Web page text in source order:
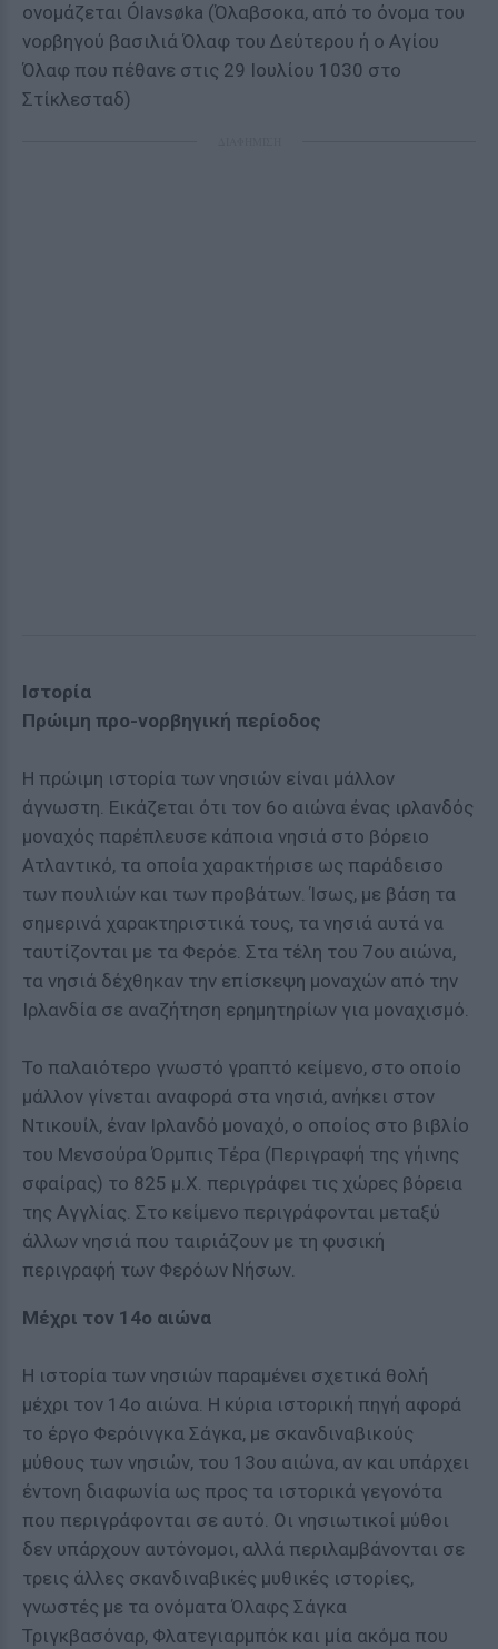
ονομάζεται Ólavsøka (Όλαβσοκα, από το όνομα του
νορβηγού βασιλιά Όλαφ του Δεύτερου ή ο Αγίου
Όλαφ που πέθανε στις 29 Ιουλίου 1030 στο
Στίκλεσταδ)
Ιστορία
Πρώιμη προ-νορβηγική περίοδος
Η πρώιμη ιστορία των νησιών είναι μάλλον
άγνωστη. Εικάζεται ότι τον 6ο αιώνα ένας ιρλανδός
μοναχός παρέπλευσε κάποια νησιά στο βόρειο
Ατλαντικό, τα οποία χαρακτήρισε ως παράδεισο
των πουλιών και των προβάτων. Ίσως, με βάση τα
σημερινά χαρακτηριστικά τους, τα νησιά αυτά να
ταυτίζονται με τα Φερόε. Στα τέλη του 7ου αιώνα,
τα νησιά δέχθηκαν την επίσκεψη μοναχών από την
Ιρλανδία σε αναζήτηση ερημητηρίων για μοναχισμό.
Το παλαιότερο γνωστό γραπτό κείμενο, στο οποίο
μάλλον γίνεται αναφορά στα νησιά, ανήκει στον
Ντικουίλ, έναν Ιρλανδό μοναχό, ο οποίος στο βιβλίο
του Μενσούρα Όρμπις Τέρα (Περιγραφή της γήινης
σφαίρας) το 825 μ.Χ. περιγράφει τις χώρες βόρεια
της Αγγλίας. Στο κείμενο περιγράφονται μεταξύ
άλλων νησιά που ταιριάζουν με τη φυσική
περιγραφή των Φερόων Νήσων.
Μέχρι τον 14ο αιώνα
Η ιστορία των νησιών παραμένει σχετικά θολή
μέχρι τον 14ο αιώνα. Η κύρια ιστορική πηγή αφορά
το έργο Φερόινγκα Σάγκα, με σκανδιναβικούς
μύθους των νησιών, του 13ου αιώνα, αν και υπάρχει
έντονη διαφωνία ως προς τα ιστορικά γεγονότα
που περιγράφονται σε αυτό. Οι νησιωτικοί μύθοι
δεν υπάρχουν αυτόνομοι, αλλά περιλαμβάνονται σε
τρεις άλλες σκανδιναβικές μυθικές ιστορίες,
γνωστές με τα ονόματα Όλαφς Σάγκα
Τριγκβασόναρ, Φλατεγιαρμπόκ και μία ακόμα που